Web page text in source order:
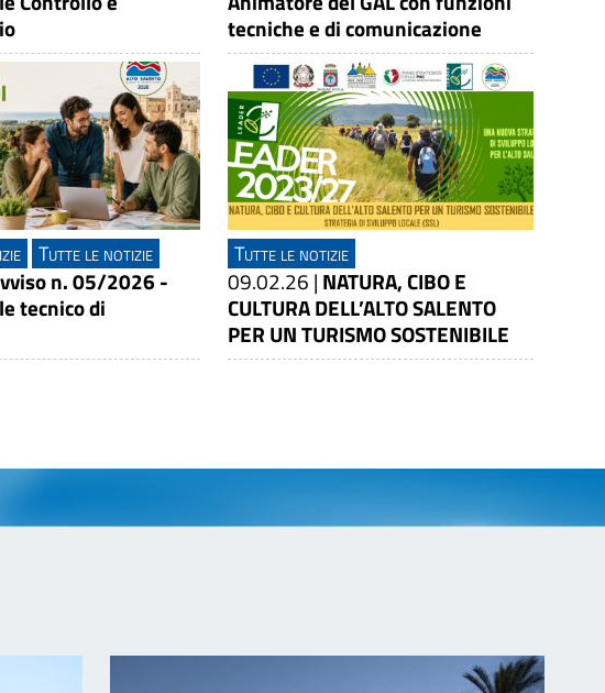
tecniche e di comunicazione
Tutte le notizie
n. 05/2026 -
tecnico di
Tutte le notizie
09.02.26 | NATURA, CIBO E
CULTURA DELL’ALTO SALENTO
PER UN TURISMO SOSTENIBILE